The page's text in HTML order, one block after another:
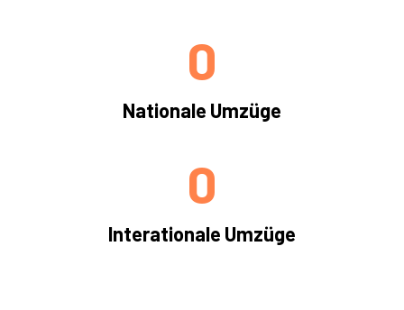
Nationale Umzüge
0
Interationale Umzüge
0